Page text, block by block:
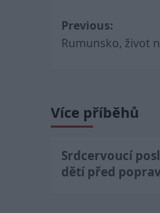
Post
Previous:
Rumunsko, život
Více příběhů
Srdcervoucí
dětí před